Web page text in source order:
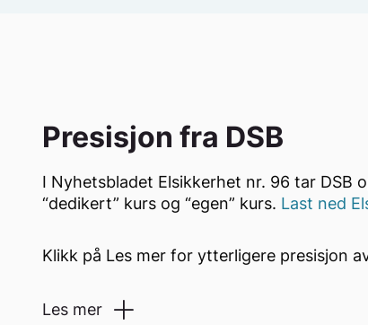
Presisjon fra DSB
I Nyhetsbladet Elsikkerhet nr. 96 tar DSB
“dedikert” kurs og “egen” kurs. Last ned
Klikk på Les mer for ytterligere presisjon
Les mer